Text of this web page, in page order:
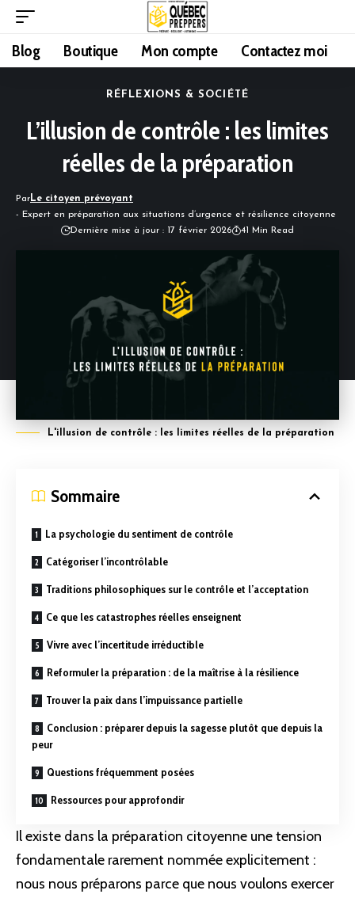
Blog Boutique Mon compte Contactez moi
RÉFLEXIONS & SOCIÉTÉ
L’illusion de contrôle : les limites
réelles de la préparation
ParLe citoyen prévoyant
- Expert en préparation aux situations d’urgence et résilience citoyenne
Dernière mise à jour : 17 février 2026
41 Min Read
L'illusion de contrôle : les limites réelles de la préparation
Sommaire
La psychologie du sentiment de contrôle
Catégoriser l’incontrôlable
Traditions philosophiques sur le contrôle et l’acceptation
Ce que les catastrophes réelles enseignent
Vivre avec l’incertitude irréductible
Reformuler la préparation : de la maîtrise à la résilience
Trouver la paix dans l’impuissance partielle
Conclusion : préparer depuis la sagesse plutôt que depuis la
peur
Questions fréquemment posées
Ressources pour approfondir
Il existe dans la préparation citoyenne une tension
fondamentale rarement nommée explicitement :
nous nous préparons parce que nous voulons exercer